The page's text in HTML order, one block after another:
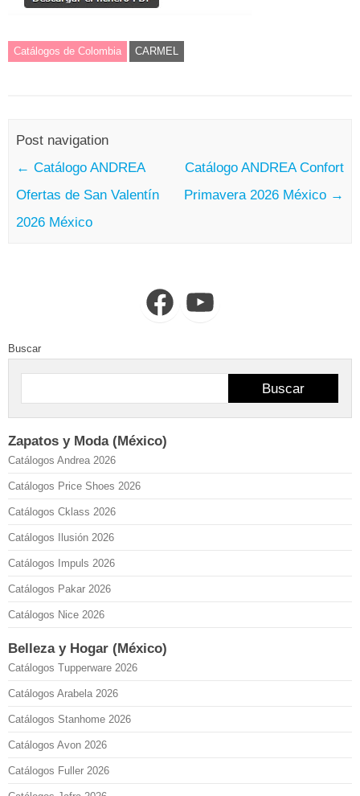
Catálogos de Colombia CARMEL
Post navigation
← Catálogo ANDREA
Ofertas de San Valentín
2026 México
Catálogo ANDREA Confort
Primavera 2026 México →
FacebookYouTube
Buscar
Buscar
Zapatos y Moda (México)
Catálogos Andrea 2026
Catálogos Price Shoes 2026
Catálogos Cklass 2026
Catálogos Ilusión 2026
Catálogos Impuls 2026
Catálogos Pakar 2026
Catálogos Nice 2026
Belleza y Hogar (México)
Catálogos Tupperware 2026
Catálogos Arabela 2026
Catálogos Stanhome 2026
Catálogos Avon 2026
Catálogos Fuller 2026